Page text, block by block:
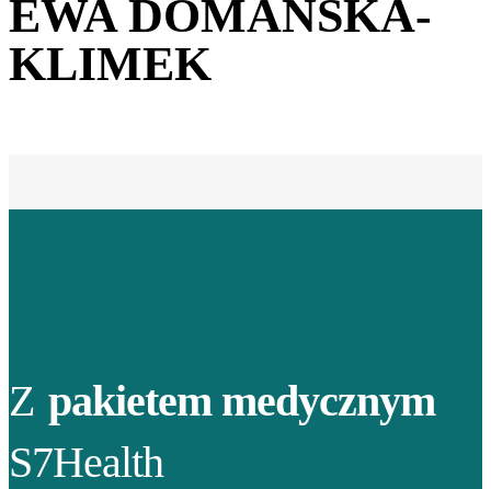
EWA DOMAŃSKA-
KLIMEK
Z pakietem medycznym
S7Health